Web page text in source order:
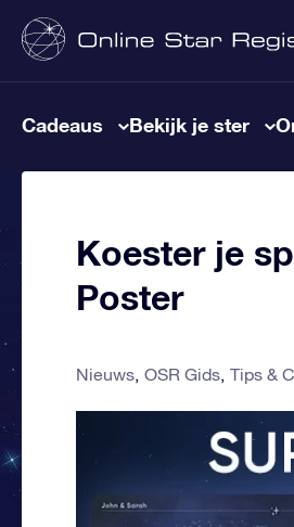
Cadeaus Bekijk je ster
Koester je
Poster
Nieuws OSR Gids Tips &